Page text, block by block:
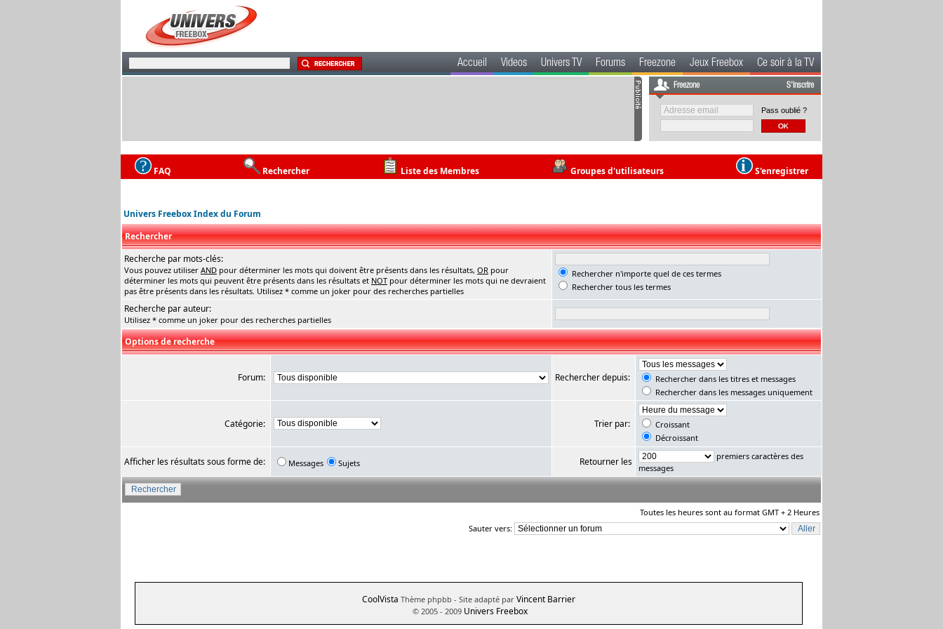
Accueil Videos Univers TV Forums Freezone Jeux Freebox Ce soir à la TV
Freezone S'inscrire
Pass oublié ?
FAQ Rechercher Liste des Membres Groupes d'utilisateurs S'enregistrer
Univers Freebox Index du Forum
Rechercher
Recherche par mots-clés:
Vous pouvez utiliser AND pour déterminer les mots qui doivent être présents dans les résultats, OR pour
déterminer les mots qui peuvent être présents dans les résultats et NOT pour déterminer les mots qui ne devraient
pas être présents dans les résultats. Utilisez * comme un joker pour des recherches partielles
Rechercher n'importe quel de ces termes
Rechercher tous les termes
Recherche par auteur:
Utilisez * comme un joker pour des recherches partielles
Options de recherche
Forum: Rechercher depuis:
Rechercher dans les titres et messages
Rechercher dans les messages uniquement
Catégorie: Trier par:
Croissant
Décroissant
Afficher les résultats sous forme de: Messages Sujets Retourner les
premiers caractères des
messages
Toutes les heures sont au format GMT + 2 Heures
Sauter vers:
CoolVista Thème phpbb - Site adapté par Vincent Barrier
© 2005 - 2009 Univers Freebox